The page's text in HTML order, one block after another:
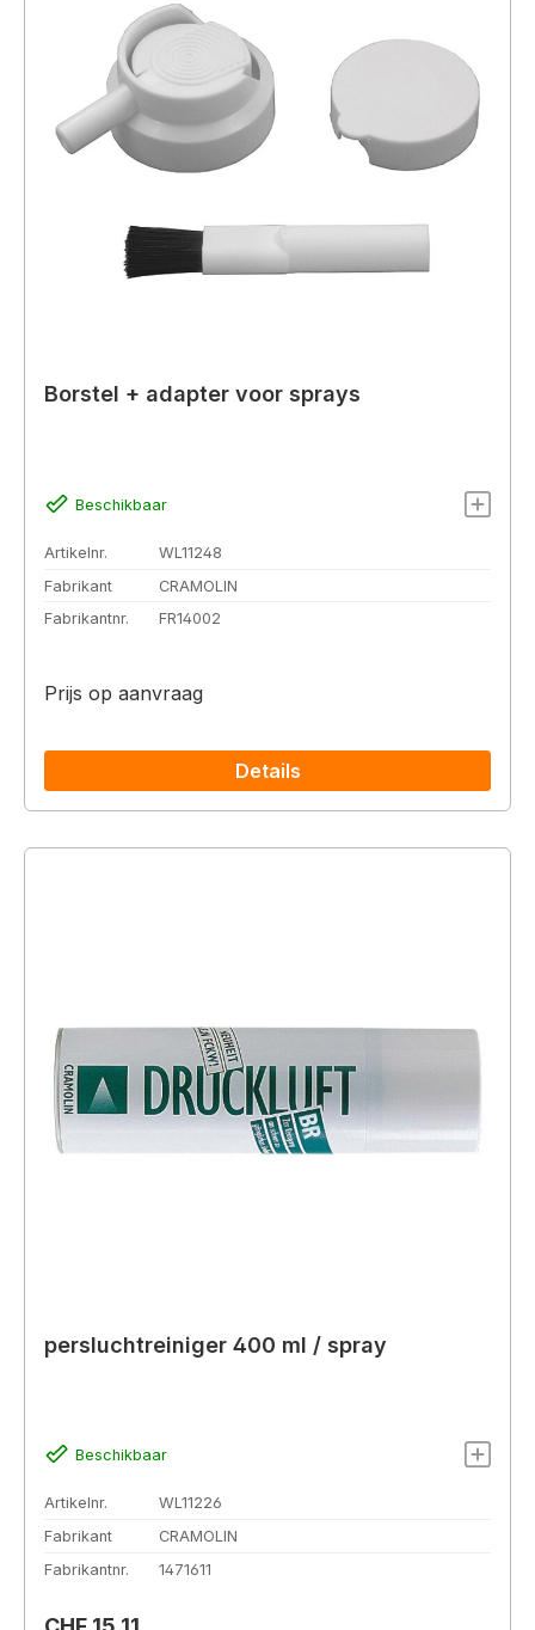
Borstel + adapter voor sprays
Beschikbaar
Artikelnr.
WL11248
Fabrikant
CRAMOLIN
Fabrikantnr.
FR14002
Prijs op aanvraag
Details
persluchtreiniger 400 ml / spray
Beschikbaar
Artikelnr.
WL11226
Fabrikant
CRAMOLIN
Fabrikantnr.
1471611
Normale prijs: